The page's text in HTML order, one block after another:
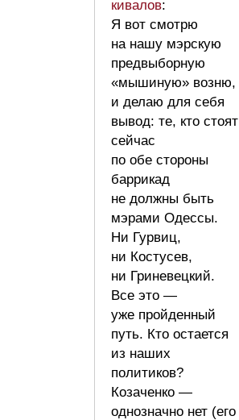
кивалов:
Я вот смотрю
на нашу мэрскую
предвыборную
«мышиную» возню,
и делаю для себя
вывод: те, кто стоят
сейчас
по обе стороны
баррикад
не должны быть
мэрами Одессы.
Ни Гурвиц,
ни Костусев,
ни Гриневецкий.
Все это —
уже пройденный
путь. Кто остается
из наших
политиков?
Козаченко —
однозначно нет (его